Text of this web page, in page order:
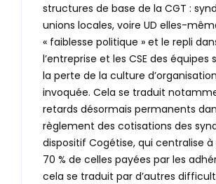
structures de base de la CGT :
unions locales, voire UD elles-
« faiblesse politique » et le repli
l’entreprise et les CSE des équipes
la perte de la culture
invoquée. Cela se traduit
retards désormais permanents
règlement des cotisations des
dispositif Cogétise, qui centralise à
70 % de celles payées par les
cela se traduit par d’autres